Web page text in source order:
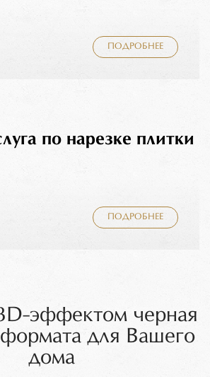
ПОДРОБНЕЕ
по нарезке плитки
ПОДРОБНЕЕ
эффектом черная
для Вашего
дома